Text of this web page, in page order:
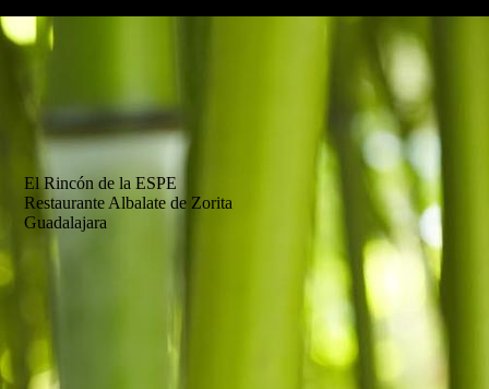
El Rincón de la ESPE
Restaurante Albalate de Zorita
Guadalajara